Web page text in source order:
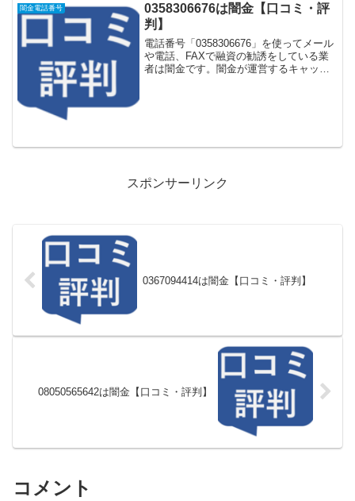
闇金電話番号
0358306676は闇金【口コミ・評
判】
電話番号「0358306676」を使ってメール
や電話、FAXで融資の勧誘をしている業
者は闇金です。闇金が運営するキャッシ
スポンサーリンク
0367094414は闇金【口コミ・評判】
08050565642は闇金【口コミ・評判】
コメント